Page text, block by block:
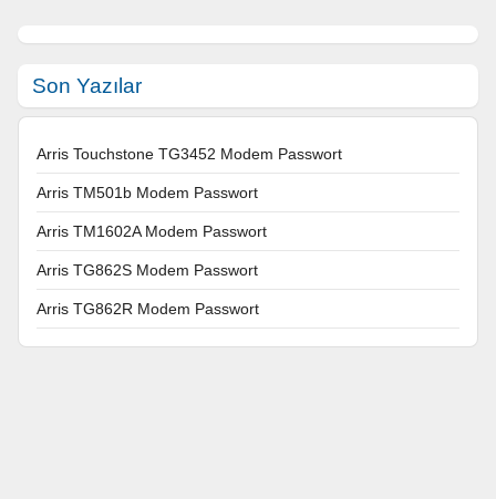
Son Yazılar
Arris Touchstone TG3452 Modem Passwort
Arris TM501b Modem Passwort
Arris TM1602A Modem Passwort
Arris TG862S Modem Passwort
Arris TG862R Modem Passwort